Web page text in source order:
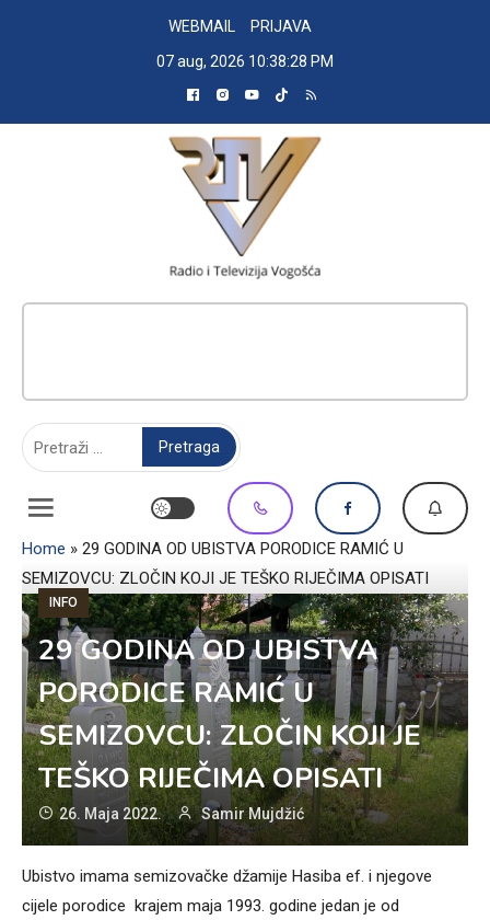
WEBMAIL
PRIJAVA
07 aug, 2026 10:38:29 PM
Home » 29 GODINA OD UBISTVA PORODICE RAMIĆ U
SEMIZOVCU: ZLOČIN KOJI JE TEŠKO RIJEČIMA OPISATI
INFO
29 GODINA OD UBISTVA
PORODICE RAMIĆ U
SEMIZOVCU: ZLOČIN KOJI JE
TEŠKO RIJEČIMA OPISATI
26. Maja 2022. Samir Mujdžić
Ubistvo imama semizovačke džamije Hasiba ef. i njegove
cijele porodice krajem maja 1993. godine jedan je od